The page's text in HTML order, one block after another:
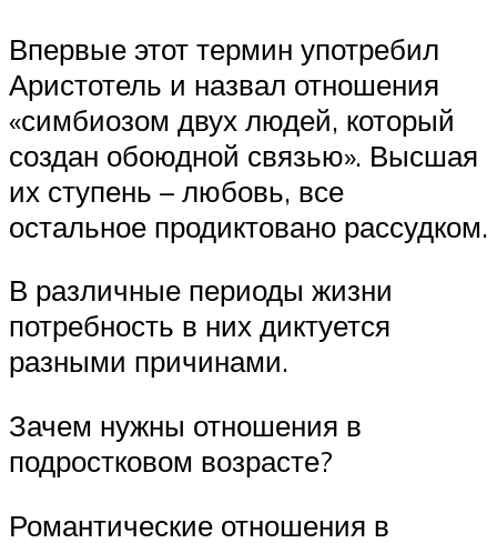
Впервые этот термин употребил
Аристотель и назвал отношения
«симбиозом двух людей, который
создан обоюдной связью». Высшая
их ступень – любовь, все
остальное продиктовано рассудком.
В различные периоды жизни
потребность в них диктуется
разными причинами.
Зачем нужны отношения в
подростковом возрасте?
Романтические отношения в